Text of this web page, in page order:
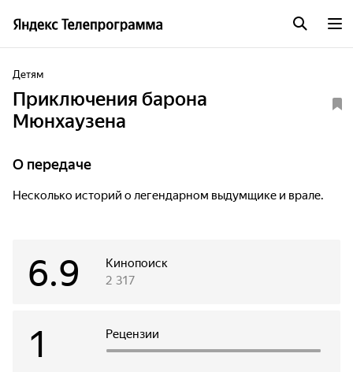
Детям
Приключения барона
Мюнхаузена
О передаче
Несколько историй о легендарном выдумщике и врале.
Кинопоиск
6.9 2 317
Рецензии
1